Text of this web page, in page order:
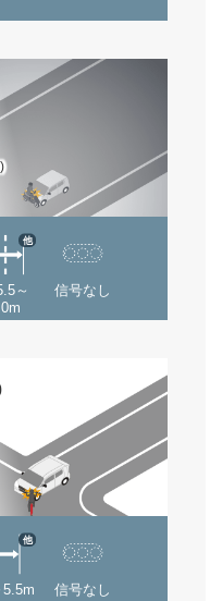
～
他
信号なし
他
信号なし